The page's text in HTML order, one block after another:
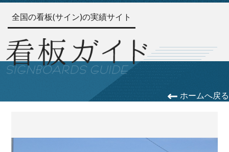
全国の看板(サイン)の実績サイト
ホームへ戻る